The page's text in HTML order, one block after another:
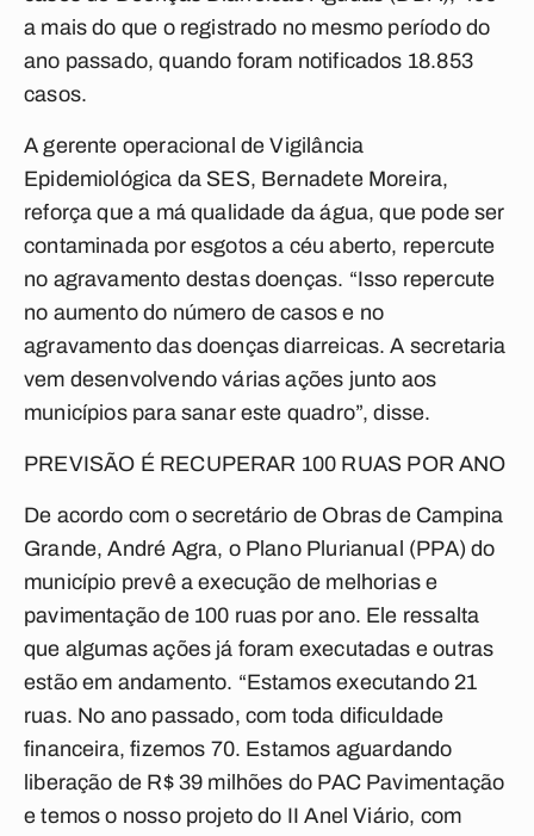
a mais do que o registrado no mesmo período do
ano passado, quando foram notificados 18.853
casos.
A gerente operacional de Vigilância
Epidemiológica da SES, Bernadete Moreira,
reforça que a má qualidade da água, que pode ser
contaminada por esgotos a céu aberto, repercute
no agravamento destas doenças. “Isso repercute
no aumento do número de casos e no
agravamento das doenças diarreicas. A secretaria
vem desenvolvendo várias ações junto aos
municípios para sanar este quadro”, disse.
PREVISÃO É RECUPERAR 100 RUAS POR ANO
De acordo com o secretário de Obras de Campina
Grande, André Agra, o Plano Plurianual (PPA) do
município prevê a execução de melhorias e
pavimentação de 100 ruas por ano. Ele ressalta
que algumas ações já foram executadas e outras
estão em andamento. “Estamos executando 21
ruas. No ano passado, com toda dificuldade
financeira, fizemos 70. Estamos aguardando
liberação de R$ 39 milhões do PAC Pavimentação
e temos o nosso projeto do II Anel Viário, com